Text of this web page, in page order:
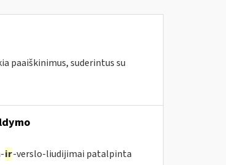
paaiškinimus, suderintus su
ir-verslo-liudijimai patalpinta